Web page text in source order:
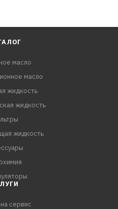
масло
масло
жидкость
жидкость
жидкость
сервис